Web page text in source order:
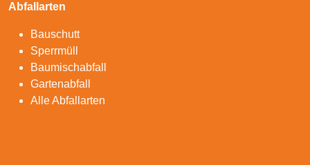
Abfallarten
Bauschutt
Sperrmüll
Baumischabfall
Gartenabfall
Alle Abfallarten